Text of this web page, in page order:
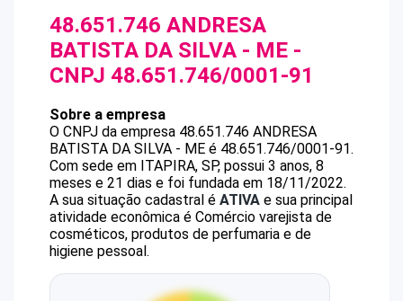
48.651.746 ANDRESA
BATISTA DA SILVA - ME -
CNPJ 48.651.746/0001-91
Sobre a empresa
O CNPJ da empresa 48.651.746 ANDRESA
BATISTA DA SILVA - ME é 48.651.746/0001-91.
Com sede em ITAPIRA, SP, possui 3 anos, 8
meses e 21 dias e foi fundada em 18/11/2022.
A sua situação cadastral é ATIVA e sua principal
atividade econômica é Comércio varejista de
cosméticos, produtos de perfumaria e de
higiene pessoal.